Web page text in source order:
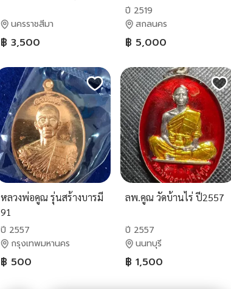
นครราชสีมา
฿ 3,500
ปี 2519
สกลนคร
฿ 5,000
หลวงพ่อคูณ รุ่นสร้างบารมี
91
ปี 2557
กรุงเทพมหานคร
฿ 500
ลพ.คูณ วัดบ้านไร่ ปี2557
ปี 2557
นนทบุรี
฿ 1,500